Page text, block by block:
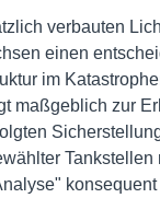
verbauten
einen
im
maßgeblich zur
Tankstellen